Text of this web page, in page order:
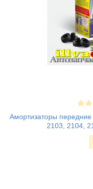
Амортизаторы
2103, 2104,